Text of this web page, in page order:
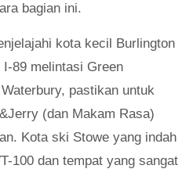
bagian ini.
kota kecil Burlington
89 melintasi Green
pastikan untuk
(dan Makam Rasa)
Kota ski Stowe yang indah
100 dan tempat yang sangat